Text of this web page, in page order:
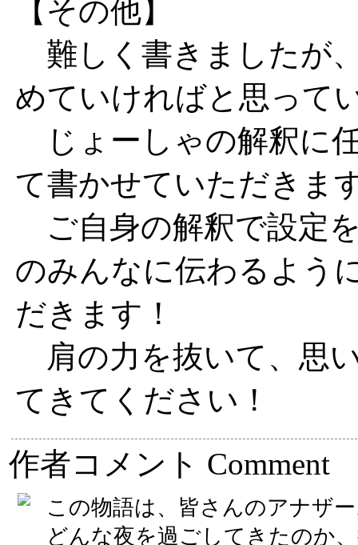
【その他】
難しく書きましたが
めていければと思って
じょーしゃの解釈に
て書かせていただきま
ご自身の解釈で設定
のみんなに伝わるよう
だきます！
肩の力を抜いて、思
てきてください！
作者コメント Comment
この物語は、皆さんのアナザ
どんな夜を過ごしてきたのか